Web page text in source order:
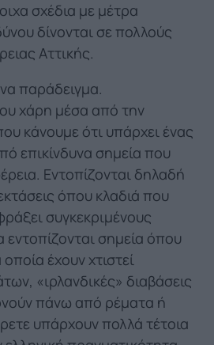
σχέδια με μέτρα
δίνονται σε πολλούς
Αττικής.
παράδειγμα.
χάρη μέσα από την
κάνουμε ότι υπάρχει ένας
επικίνδυνα σημεία που
Εντοπίζονται δηλαδή
όπου κλαδιά που
συγκεκριμένους
εντοπίζονται σημεία όπου
έχουν χτιστεί
«ιρλανδικές» διαβάσεις
πάνω από ρέματα ή
υπάρχουν πολλά τέτοια